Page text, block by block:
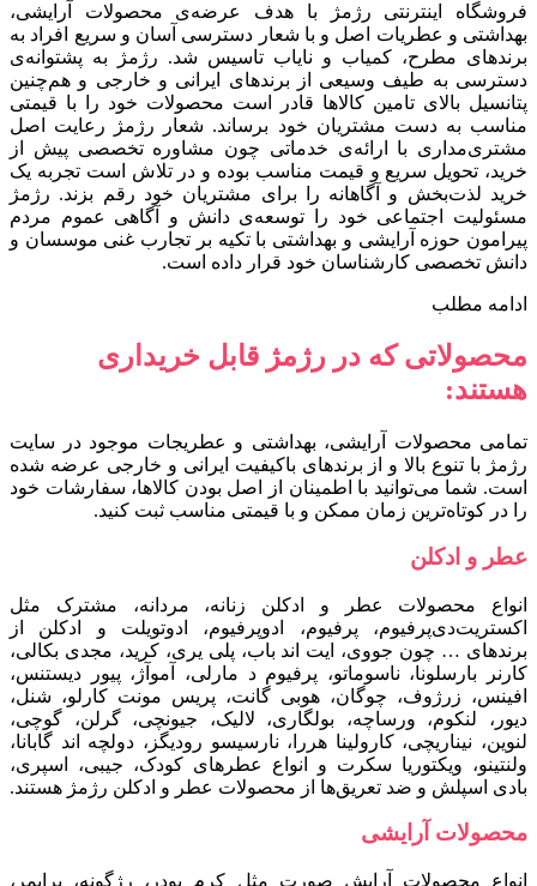
فروشگاه اینترنتی رژمژ با هدف عرضه‌ی محصولات آرایشی،
بهداشتی و عطریات اصل و با شعار دسترسی آسان و سریع افراد به
برندهای مطرح، کمیاب و نایاب تاسیس شد. رژمژ به پشتوانه‌ی
دسترسی به طیف وسیعی از برندهای ایرانی و خارجی و هم‌چنین
پتانسیل بالای تامین کالاها قادر است محصولات خود را با قیمتی
مناسب به دست مشتریان خود برساند. شعار رژمژ رعایت اصل
مشتری‌مداری با ارائه‌ی خدماتی چون مشاوره تخصصی پیش از
خرید، تحویل سریع و قیمت مناسب بوده و در تلاش است تجربه یک
خرید لذت‌بخش و آگاهانه را برای مشتریان خود رقم بزند. رژمژ
مسئولیت اجتماعی خود را توسعه‌ی دانش و آگاهی عموم مردم
پیرامون حوزه آرایشی و بهداشتی با تکیه بر تجارب غنی موسسان و
دانش تخصصی کارشناسان خود قرار داده است.
ادامه مطلب
محصولاتی که در رژمژ قابل خریداری
هستند:
تمامی محصولات آرایشی، بهداشتی و عطریجات موجود در سایت
رژمژ با تنوع بالا و از برندهای باکیفیت ایرانی و خارجی عرضه شده
است. شما می‌توانید با اطمینان از اصل بودن کالاها، سفارشات خود
را در کوتاه‌ترین زمان ممکن و با قیمتی مناسب ثبت کنید.
عطر و ادکلن
انواع محصولات عطر و ادکلن زنانه، مردانه، مشترک مثل
اکستریت‌دی‌پرفیوم، پرفیوم، ادوپرفیوم، ادوتویلت و ادکلن از
برندهای … چون جووی، ایت اند باب، پلی یری، کرید، مجدی بکالی،
کارنر بارسلونا، ناسوماتو، پرفیوم د مارلی، آموآژ، پیور دیستنس،
افینس، زرژوف، چوگان، هوبی گانت، پریس مونت کارلو، شنل،
دیور، لنکوم، ورساچه، بولگاری، لالیک، جیونچی، گرلن، گوچی،
لنوین، نیناریچی، کارولینا هررا، نارسیسو رودیگز، دولچه اند گابانا،
ولنتینو، ویکتوریا سکرت و انواع عطرهای کودک، جیبی، اسپری،
بادی اسپلش و ضد تعریق‌ها از محصولات عطر و ادکلن رژمژ هستند.
محصولات آرایشی
انواع محصولات آرایش صورت مثل کرم پودر، رژگونه، پرایمر،